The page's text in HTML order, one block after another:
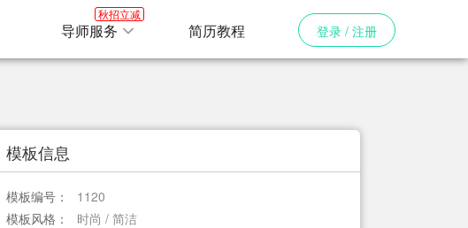
导师服务
秋招立减
简历教程 登录 / 注册
模板信息
模板编号：
1120
模板风格：
时尚 / 简洁